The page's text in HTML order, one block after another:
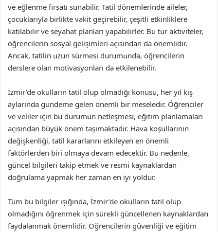
ve eğlenme fırsatı sunabilir. Tatil dönemlerinde aileler,
çocuklarıyla birlikte vakit geçirebilir, çeşitli etkinliklere
katılabilir ve seyahat planları yapabilirler. Bu tür aktiviteler,
öğrencilerin sosyal gelişimleri açısından da önemlidir.
Ancak, tatilin uzun sürmesi durumunda, öğrencilerin
derslere olan motivasyonları da etkilenebilir.
İzmir’de okulların tatil olup olmadığı konusu, her yıl kış
aylarında gündeme gelen önemli bir meseledir. Öğrenciler
ve veliler için bu durumun netleşmesi, eğitim planlamaları
açısından büyük önem taşımaktadır. Hava koşullarının
değişkenliği, tatil kararlarını etkileyen en önemli
faktörlerden biri olmaya devam edecektir. Bu nedenle,
güncel bilgileri takip etmek ve resmi kaynaklardan
doğrulama yapmak her zaman en iyi yoldur.
Tüm bu bilgiler ışığında, İzmir’de okulların tatil olup
olmadığını öğrenmek için sürekli güncellenen kaynaklardan
faydalanmak önemlidir. Öğrencilerin güvenliği ve eğitim